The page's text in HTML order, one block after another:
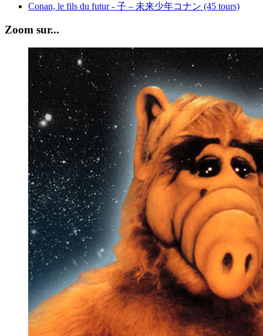
Conan, le fils du futur - 子 – 未来少年コナン (45 tours)
Zoom sur...